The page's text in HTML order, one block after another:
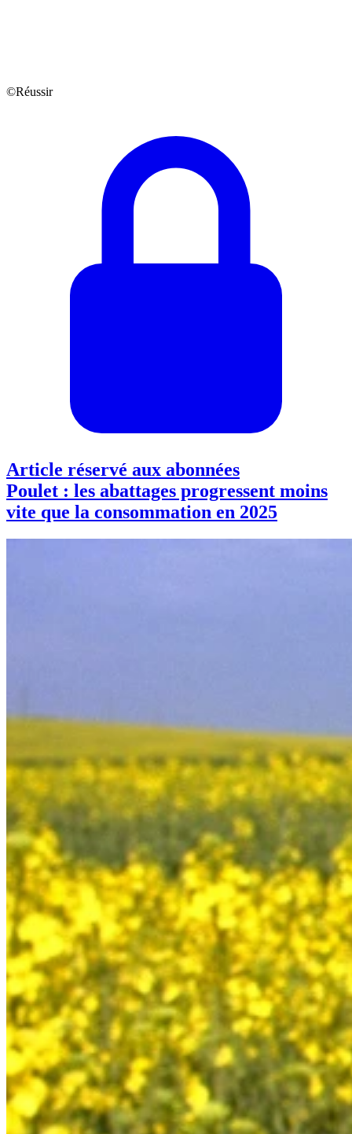
©Réussir
Article réservé aux abonnées
Poulet : les abattages progressent moins
vite que la consommation en 2025